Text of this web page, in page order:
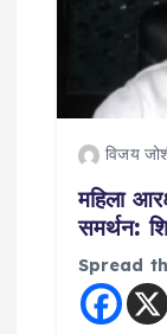
विजय
महिला
समर्थन:
Spread